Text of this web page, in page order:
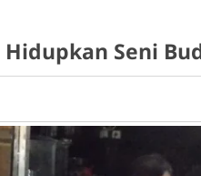
Seni